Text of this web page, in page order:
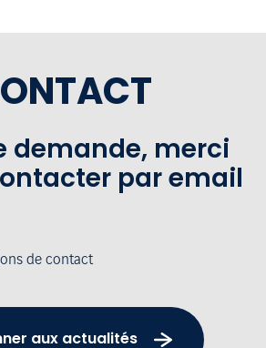
demande, merci
par email
de contact
aux actualités